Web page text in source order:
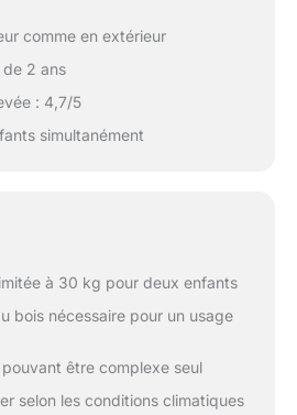
comme en extérieur
2 ans
: 4,7/5
simultanément
à 30 kg pour deux enfants
bois nécessaire pour un usage
être complexe seul
selon les conditions climatiques